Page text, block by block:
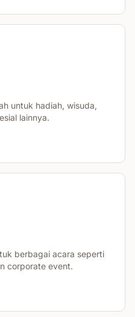
untuk hadiah, wisuda,
lainnya.
berbagai acara seperti
corporate event.